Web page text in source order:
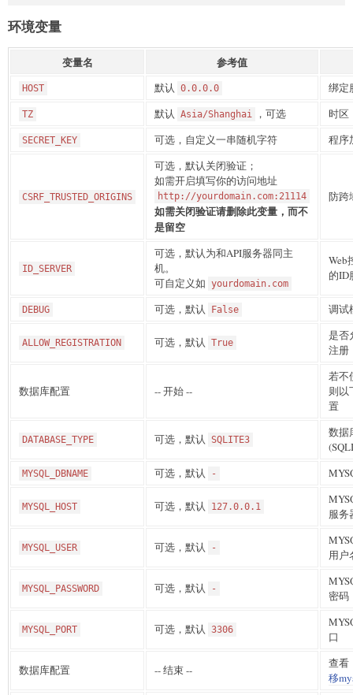
环境变量
变量名 参考值
HOST 默认 0.0.0.0 绑定
TZ 默认 Asia/Shanghai ，可选 时区
SECRET_KEY 可选，自定义一串随机字符 程序
CSRF_TRUSTED_ORIGINS
可选，默认关闭验证；
如需开启填写你的访问地址
http://yourdomain.com:21114
如需关闭验证请删除此变量，而不
是留空
防跨
ID_SERVER
可选，默认为和API服务器同主
机。
可自定义如 yourdomain.com
Web
的ID
DEBUG 可选，默认 False 调试
ALLOW_REGISTRATION 可选，默认 True
是否
注册
数据库配置 -- 开始 --
若不
则以
置
DATABASE_TYPE 可选，默认 SQLITE3
数据
MYSQL_DBNAME 可选，默认 -
MYSQL_HOST 可选，默认 127.0.0.1
服务
MYSQL_USER 可选，默认 -
用户
MYSQL_PASSWORD 可选，默认 -
密码
MYSQL_PORT 可选，默认 3306
口
数据库配置 -- 结束 --
查看
移